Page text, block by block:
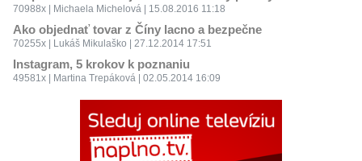
70988x | Michaela Michelová | 15.08.2016 11:18
Ako objednať tovar z Číny lacno a bezpečne
70255x | Lukáš Mikulaško | 27.12.2014 17:51
Instagram, 5 krokov k poznaniu
49581x | Martina Trepáková | 02.05.2014 16:09